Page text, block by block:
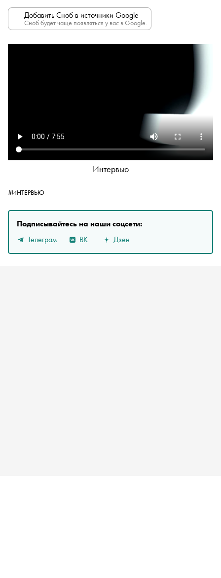
Добавить Сноб в источники Google
Сноб будет чаще появляться у вас в Google.
Интервью
#ИНТЕРВЬЮ
Подписывайтесь на наши соцсети:
Телеграм
ВК Дзен